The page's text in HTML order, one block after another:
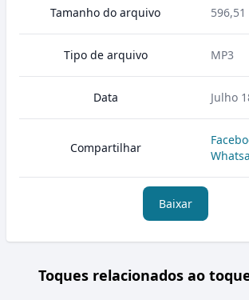
Tamanho do arquivo 596,51
Tipo de arquivo MP3
Data Julho
Compartilhar
Baixar
Toques relacionados ao